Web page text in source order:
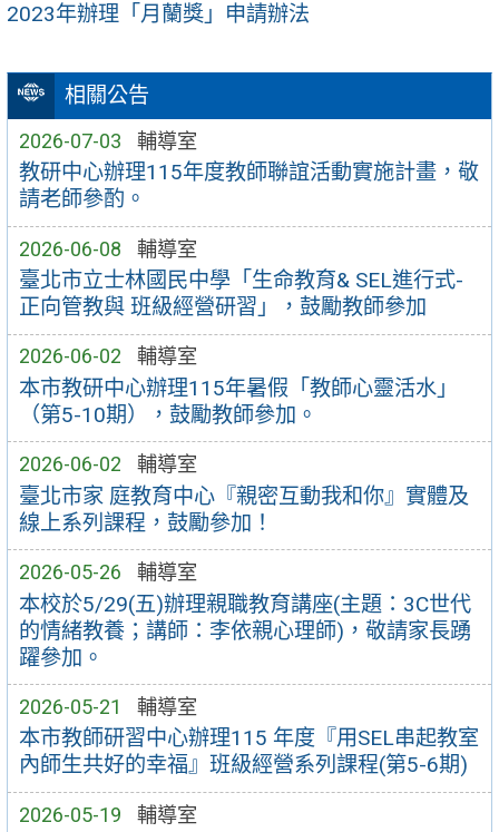
相關公告
2026-07-03 輔導室
教研中心辦理115年度教師聯誼活動實施計畫，敬
請老師參酌。
2026-06-08 輔導室
臺北市立士林國民中學「生命教育& SEL進行式-
正向管教與 班級經營研習」，鼓勵教師參加
2026-06-02 輔導室
本市教研中心辦理115年暑假「教師心靈活水」
（第5-10期），鼓勵教師參加。
2026-06-02 輔導室
臺北市家 庭教育中心『親密互動我和你』實體及
線上系列課程，鼓勵參加！
2026-05-26 輔導室
本校於5/29(五)辦理親職教育講座(主題：3C世代
的情緒教養；講師：李依親心理師)，敬請家長踴
躍參加。
2026-05-21 輔導室
本市教師研習中心辦理115 年度『用SEL串起教室
內師生共好的幸福』班級經營系列課程(第5-6期)
2026-05-19 輔導室
2023年辦理「月蘭獎」申請辦法